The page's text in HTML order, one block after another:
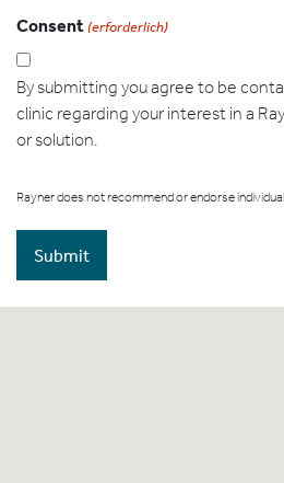
Consent (erforderlich)
By submitting you agree to be
clinic regarding your interest in a
or solution.
Rayner does not recommend or endorse